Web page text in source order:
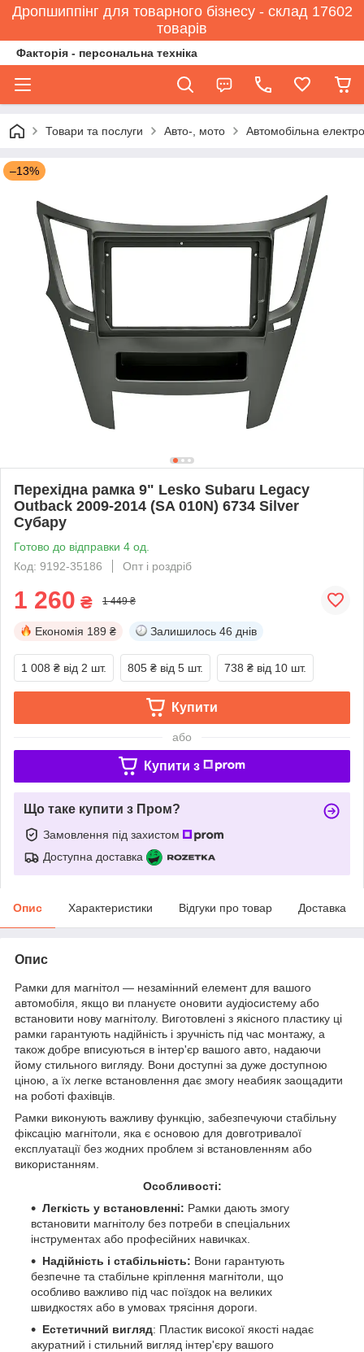
Дропшиппінг для товарного бізнесу - склад 17602
товарів
Факторія - персональна техніка
Товари та послуги Авто-, мото Автомобільна
–13%
Перехідна рамка 9" Lesko Subaru Legacy
Outback 2009-2014 (SA 010N) 6734 Silver
Субару
Готово до відправки 4 од.
Код: 9192-35186
Опт і роздріб
1 260 ₴ 1 449 ₴
Економія 189 ₴ Залишилось 46 днів
1 008 ₴ від 2 шт. 805 ₴ від 5 шт. 738 ₴ від 10 шт.
Купити
або
Купити з
Що таке купити з Пром?
Замовлення під захистом
Доступна доставка
Опис Характеристики Відгуки про товар Доставка
Опис
Рамки для магнітол — незамінний елемент для вашого
автомобіля, якщо ви плануєте оновити аудіосистему або
встановити нову магнітолу. Виготовлені з якісного пластику ці
рамки гарантують надійність і зручність під час монтажу, а
також добре вписуються в інтер'єр вашого авто, надаючи
йому стильного вигляду. Вони доступні за дуже доступною
ціною, а їх легке встановлення дає змогу неабияк заощадити
на роботі фахівців.
Рамки виконують важливу функцію, забезпечуючи стабільну
фіксацію магнітоли, яка є основою для довготривалої
експлуатації без жодних проблем зі встановленням або
використанням.
Особливості:
Легкість у встановленні: Рамки дають змогу
встановити магнітолу без потреби в спеціальних
інструментах або професійних навичках.
Надійність і стабільність: Вони гарантують
безпечне та стабільне кріплення магнітоли, що
особливо важливо під час поїздок на великих
швидкостях або в умовах трясіння дороги.
Естетичний вигляд: Пластик високої якості надає
акуратний і стильний вигляд інтер'єру вашого